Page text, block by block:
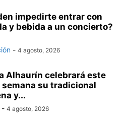
impedirte entrar con
y bebida a un concierto?
- 4 agosto, 2026
Alhaurín celebrará este
su tradicional
y...
- 4 agosto, 2026